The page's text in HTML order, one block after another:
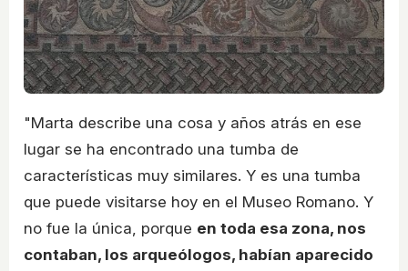
"Marta describe una cosa y años atrás en ese
lugar se ha encontrado una tumba de
características muy similares. Y es una tumba
que puede visitarse hoy en el Museo Romano. Y
no fue la única, porque en toda esa zona, nos
contaban, los arqueólogos, habían aparecido